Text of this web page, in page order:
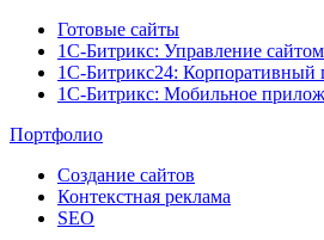
Готовые сайты
1С-Битрикс: Управление сайтом
1С-Битрикс24: Корпоративный
1С-Битрикс: Мобильное
Портфолио
Создание сайтов
Контекстная реклама
SEO